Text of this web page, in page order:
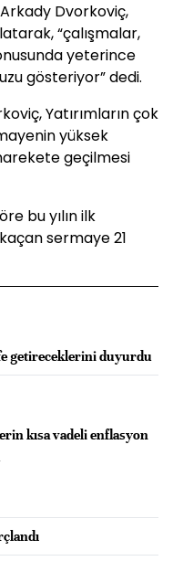
Dvorkoviç,
“çalışmalar,
yeterince
gösteriyor” dedi.
Yatırımların çok
yüksek
geçilmesi
bu yılın ilk
sermaye 21
getireceklerini duyurdu
kısa vadeli enflasyon